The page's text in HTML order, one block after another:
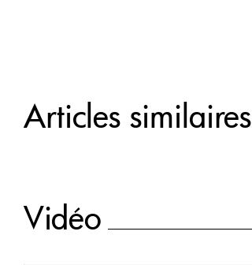
Articles similaires
Vidéo